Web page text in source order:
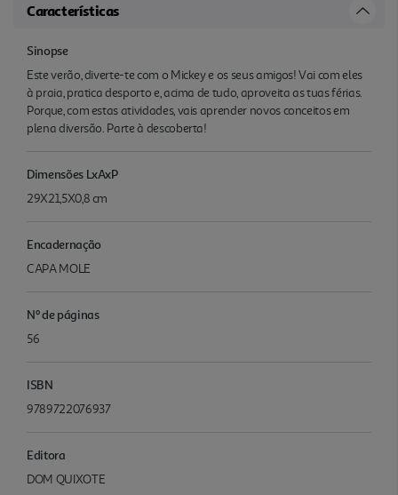
Características
Sinopse
Este verão, diverte-te com o Mickey e os seus amigos! Vai com eles
à praia, pratica desporto e, acima de tudo, aproveita as tuas férias.
Porque, com estas atividades, vais aprender novos conceitos em
plena diversão. Parte à descoberta!
Dimensões LxAxP
29X21,5X0,8 cm
Encadernação
CAPA MOLE
Nº de páginas
56
ISBN
9789722076937
Editora
DOM QUIXOTE